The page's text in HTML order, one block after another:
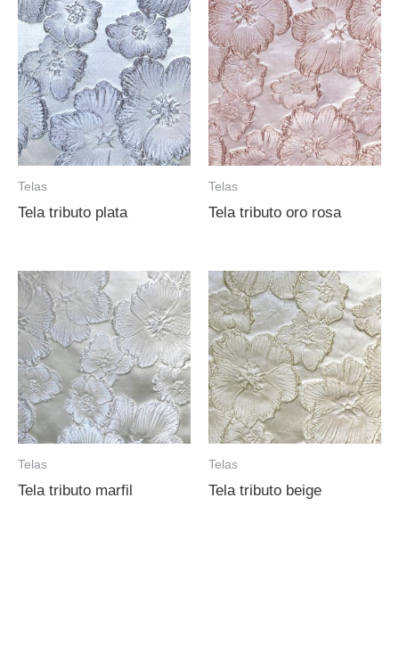
Telas
Tela tributo plata
Telas
Tela tributo oro rosa
Telas
Tela tributo marfil
Telas
Tela tributo beige